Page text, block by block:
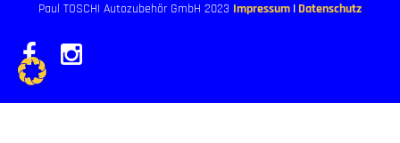
Paul TOSCHI Autozubehör GmbH 2023 Impressum |Datenschutz